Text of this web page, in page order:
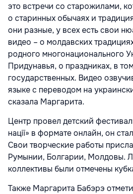
это встречи со старожилами,
о старинных обычаях и
они разные, у всех есть свои
видео – о молдавских
родного многонационального
Придунавья, о праздниках, в
государственных. Видео
языке с переводом на
сказала Маргарита.
Центр провел детский
нації» в формате онлайн, он
Свои творческие работы
Румынии, Болгарии, Молдовы.
коллективы были отмечены
Также Маргарита Бабэрэ